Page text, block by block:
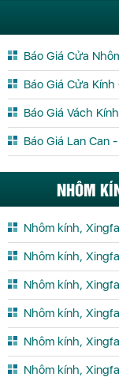
Báo Giá Cửa
Báo Giá Cửa
Báo Giá Vách
Báo Giá Lan Can
NHÔM
Nhôm kính,
Nhôm kính,
Nhôm kính,
Nhôm kính,
Nhôm kính,
Nhôm kính,